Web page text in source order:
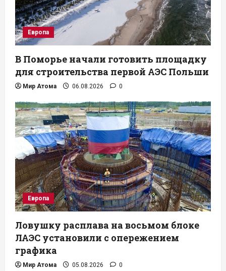
Европа
В Поморье начали готовить площадку
для строительства первой АЭС Польши
Мир Атома 06.08.2026 0
Европа
Ловушку расплава на восьмом блоке
ЛАЭС установили с опережением
графика
Мир Атома 05.08.2026 0